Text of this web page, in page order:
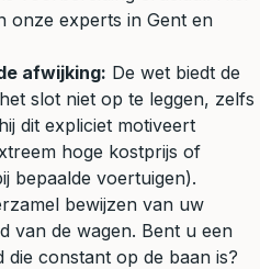
onze experts in Gent en
afwijking: De wet biedt de
slot niet op te leggen, zelfs
dit expliciet motiveert
hoge kostprijs of
bepaalde voertuigen).
bewijzen van uw
van de wagen. Bent u een
die constant op de baan is?